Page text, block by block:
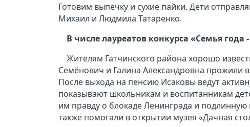
Готовим выпечку и сухие пайки. Дети
Михаил и Людмила Татаренко.
В числе лауреатов конкурса «Семья года
Жителям Гатчинского района хорошо
Семёнович и Галина Александровна прожили
После выхода на пенсию Исаковы ведут
показывают школьникам и воспитанникам
им правду о блокаде Ленинграда и
также помогали в открытии музея «Дачная